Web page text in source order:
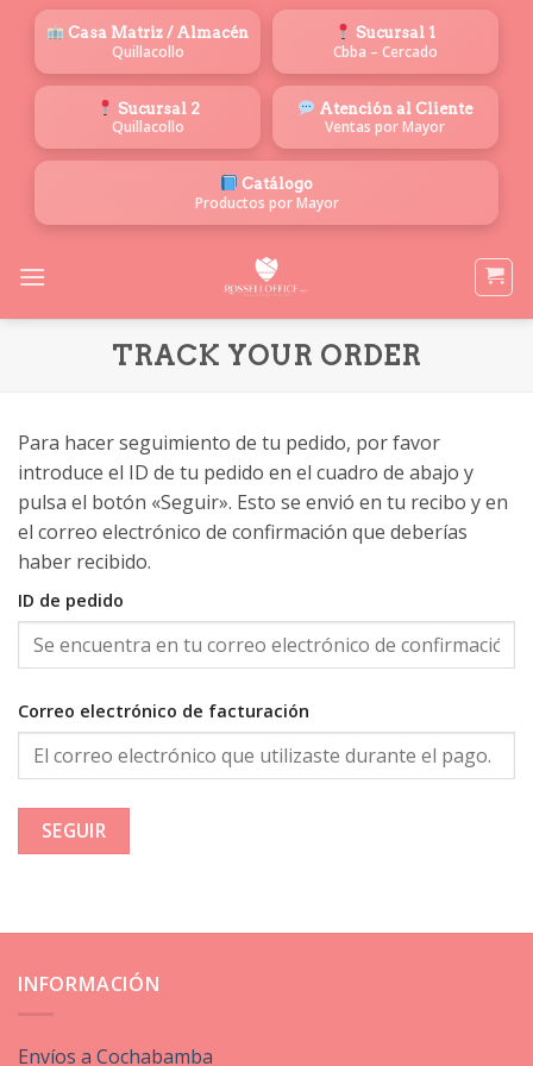
Saltar
contenido
Casa Matriz / Almacén
Quillacollo
Sucursal 1
Cbba – Cercado
Sucursal 2
Quillacollo
Atención al Cliente
Ventas por Mayor
Catálogo
Productos por Mayor
TRACK YOUR ORDER
Para hacer seguimiento de tu pedido, por favor
introduce el ID de tu pedido en el cuadro de abajo y
pulsa el botón «Seguir». Esto se envió en tu recibo y en
el correo electrónico de confirmación que deberías
haber recibido.
ID de pedido
Correo electrónico de facturación
SEGUIR
INFORMACIÓN
Envíos a Cochabamba